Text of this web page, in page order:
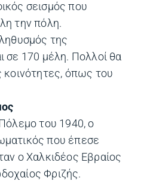
σεισμός που
την πόλη.
της
σε 170 μέλη. Πολλοί θα
κοινότητες, όπως του
του 1940, ο
που έπεσε
ο Χαλκιδέος Εβραίος
Φριζής.